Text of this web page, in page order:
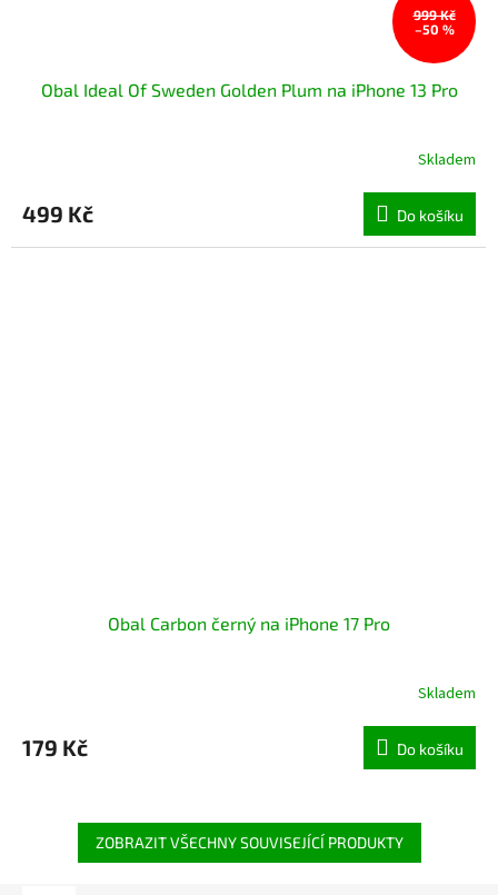
999 Kč
–50 %
Obal Ideal Of Sweden Golden Plum na iPhone 13 Pro
Skladem
499 Kč Do košíku
Obal Carbon černý na iPhone 17 Pro
Skladem
179 Kč Do košíku
ZOBRAZIT VŠECHNY SOUVISEJÍCÍ PRODUKTY